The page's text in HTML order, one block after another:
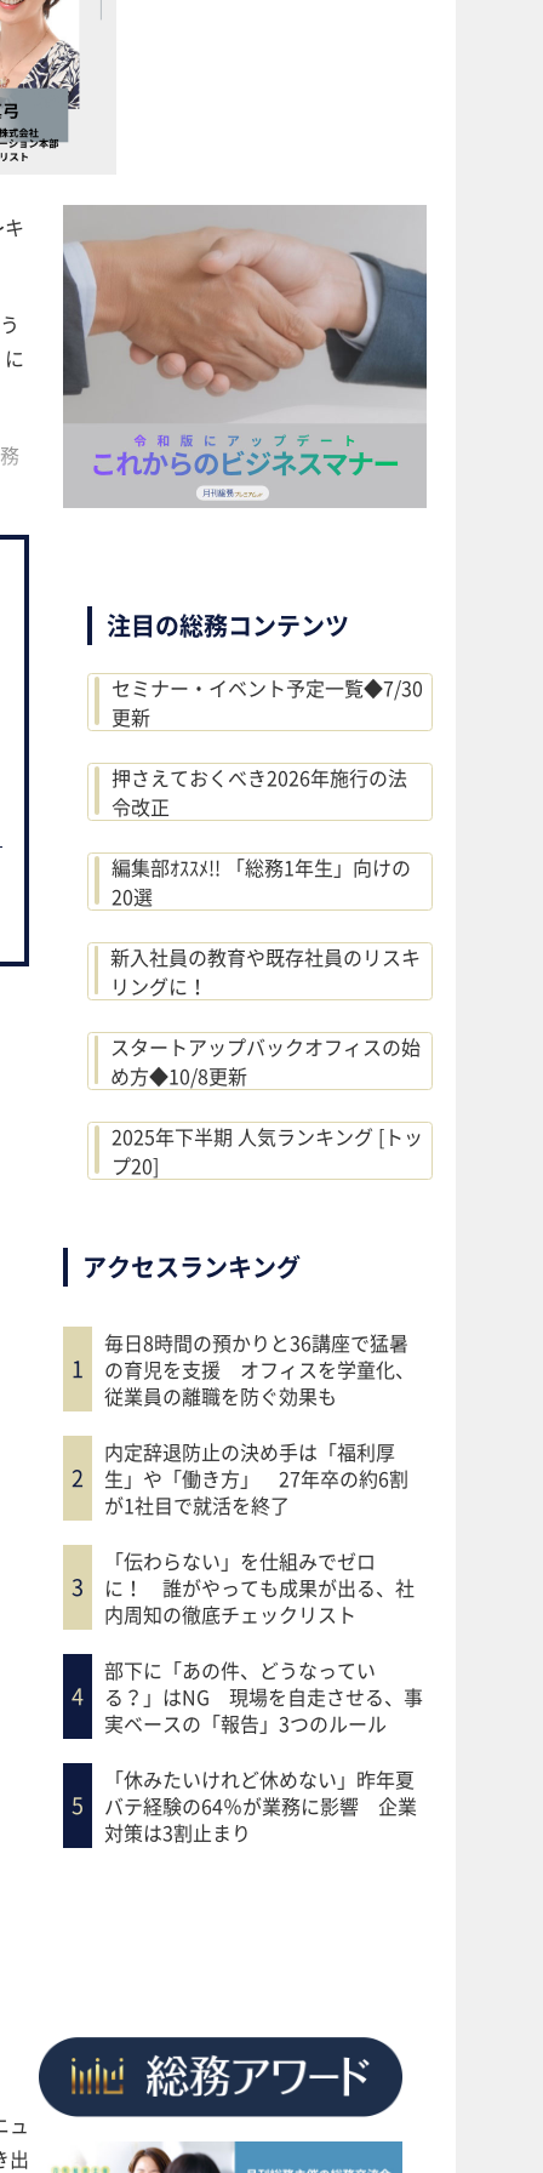
注目の総務コンテンツ
セミナー・イベント予定一覧◆7/30
更新
押さえておくべき2026年施行の法
令改正
編集部ｵｽｽﾒ!! 「総務1年生」向けの
20選
新入社員の教育や既存社員のリスキ
リングに！
スタートアップバックオフィスの始
め方◆10/8更新
2025年下半期 人気ランキング [トッ
プ20]
アクセスランキング
毎日8時間の預かりと36講座で猛暑
の育児を支援 オフィスを学童化、
従業員の離職を防ぐ効果も
内定辞退防止の決め手は「福利厚
生」や「働き方」 27年卒の約6割
が1社目で就活を終了
「伝わらない」を仕組みでゼロ
に！ 誰がやっても成果が出る、社
内周知の徹底チェックリスト
部下に「あの件、どうなってい
る？」はNG 現場を自走させる、事
実ベースの「報告」3つのルール
「休みたいけれど休めない」昨年夏
バテ経験の64％が業務に影響 企業
対策は3割止まり
ュ
出